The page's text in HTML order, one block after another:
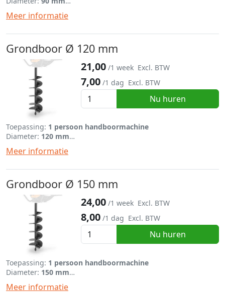
Lengte:
695 mm
Meer informatie
Grondboor Ø 120 mm
7,00 /1 dag Excl. BTW
21,00 /1 week Excl. BTW
Nu huren
Toepassing: 1 persoon handboormachine
Diameter: 120 mm
Lengte:
695 mm
Meer informatie
Grondboor Ø 150 mm
8,00 /1 dag Excl. BTW
24,00 /1 week Excl. BTW
Nu huren
Toepassing: 1 persoon handboormachine
Diameter: 150 mm
Lengte:
695 mm
Meer informatie